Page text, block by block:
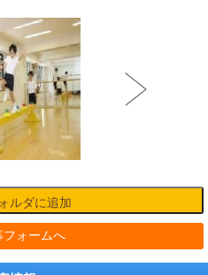
フォームへ